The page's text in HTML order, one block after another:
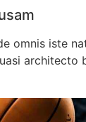
omnis iste
architecto